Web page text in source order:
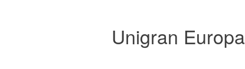
Unigran Europa